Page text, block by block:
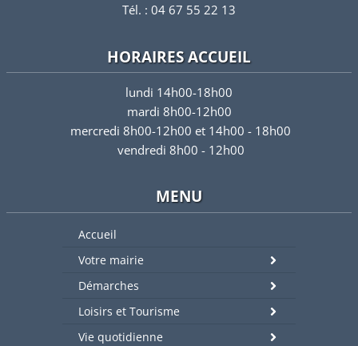
Tél. : 04 67 55 22 13
HORAIRES ACCUEIL
lundi 14h00-18h00
mardi 8h00-12h00
mercredi 8h00-12h00 et 14h00 - 18h00
vendredi 8h00 - 12h00
MENU
Accueil
Votre mairie
Démarches
Loisirs et Tourisme
Vie quotidienne